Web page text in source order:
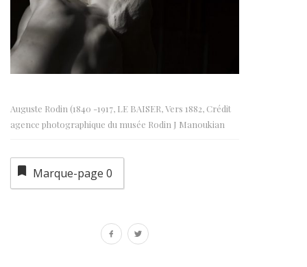
Auguste Rodin (1840 -1917, LE BAISER, Vers 1882, Crédit
agence photographique du musée Rodin J Manoukian
Marque-page 0